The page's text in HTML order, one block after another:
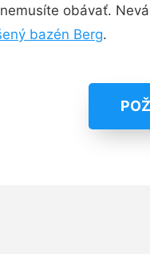
obávať.
bazén Berg.